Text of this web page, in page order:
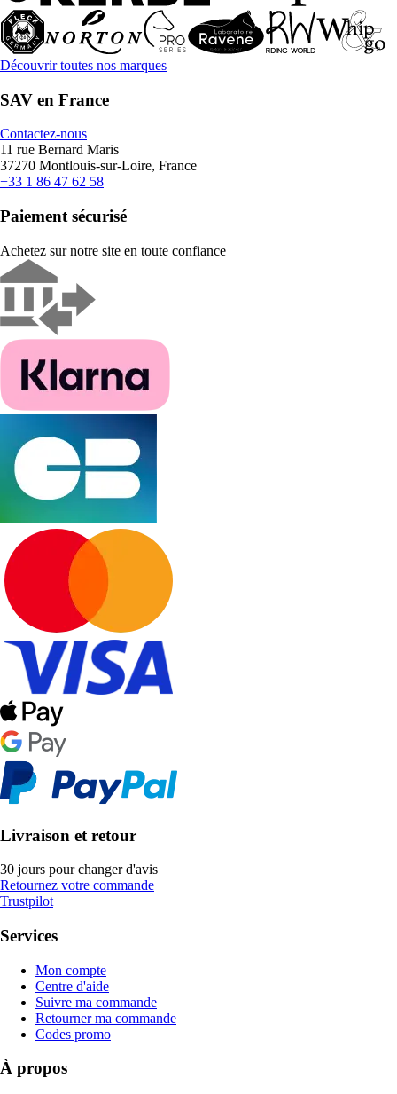
Découvrir toutes nos marques
SAV en France
Contactez-nous
11 rue Bernard Maris
37270 Montlouis-sur-Loire, France
+33 1 86 47 62 58
Paiement sécurisé
Achetez sur notre site en toute confiance
Livraison et retour
30 jours pour changer d'avis
Retournez votre commande
Trustpilot
Services
Mon compte
Centre d'aide
Suivre ma commande
Retourner ma commande
Codes promo
À propos